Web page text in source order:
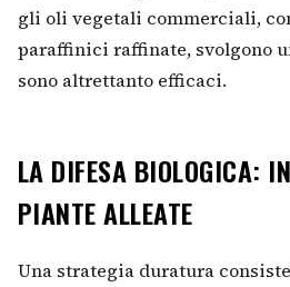
gli oli vegetali commerciali,
paraffinici raffinate, svolgono
sono altrettanto efficaci.
LA DIFESA BIOLOGICA:
PIANTE ALLEATE
Una strategia duratura